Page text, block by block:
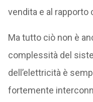
vendita e al rapporto
Ma tutto ciò non è
complessità del
dell’elettricità è
fortemente